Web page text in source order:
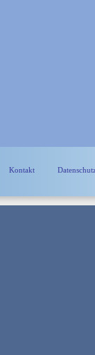
Kontakt